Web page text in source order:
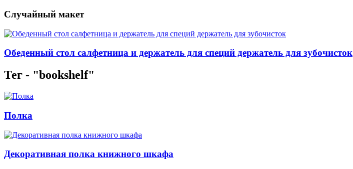
Случайный макет
Обеденный стол салфетница и держатель для специй держатель для зубочисток
Тег - "bookshelf"
Полка
Декоративная полка книжного шкафа